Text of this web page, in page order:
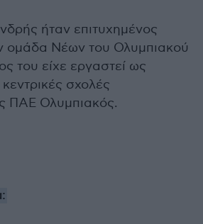
ήταν επιτυχημένος
ομάδα Νέων του Ολυμπιακού
του είχε εργαστεί ως
σχολές
ΠΑΕ Ολυμπιακός.